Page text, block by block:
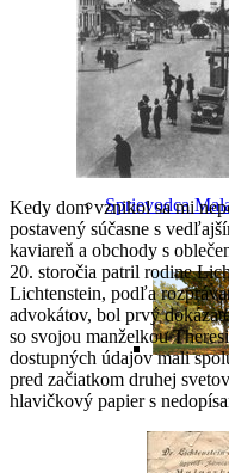
Sprievodca
Kedy dom vznikol sa mi
postavený súčasne s
kaviareň a obchody s
20. storočia patril rodine
Lichtenstein, podľa
advokátov, bol prvý
so svojou manželkou
dostupných údajov mali
pred začiatkom druhej
hlavičkový papier s